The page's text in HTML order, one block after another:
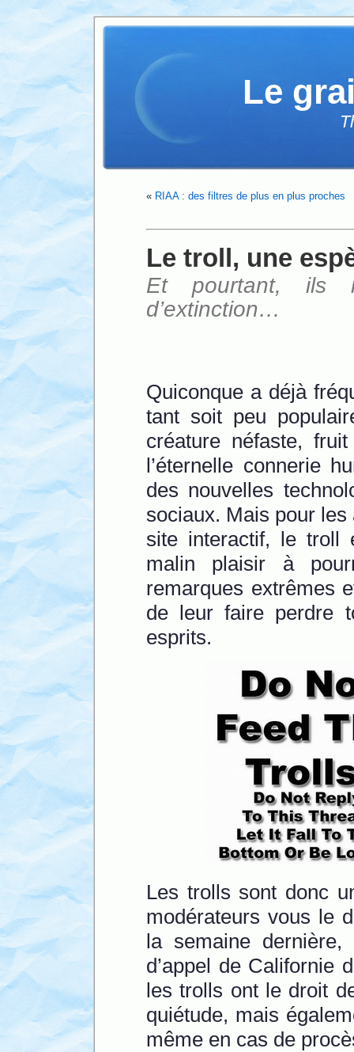
Le
« RIAA : des filtres de plus en plus proches
Le troll, une
Et pourtant, ils
d’extinction…
Quiconque a déjà
tant soit peu
créature néfaste,
l’éternelle connerie
des nouvelles
sociaux. Mais pour
site interactif, le troll
malin plaisir à
remarques extrêmes
de leur faire perdre
esprits.
Les trolls sont donc
modérateurs vous le
la semaine
d’appel de Californie
les trolls ont le droit
quiétude, mais
même en cas de